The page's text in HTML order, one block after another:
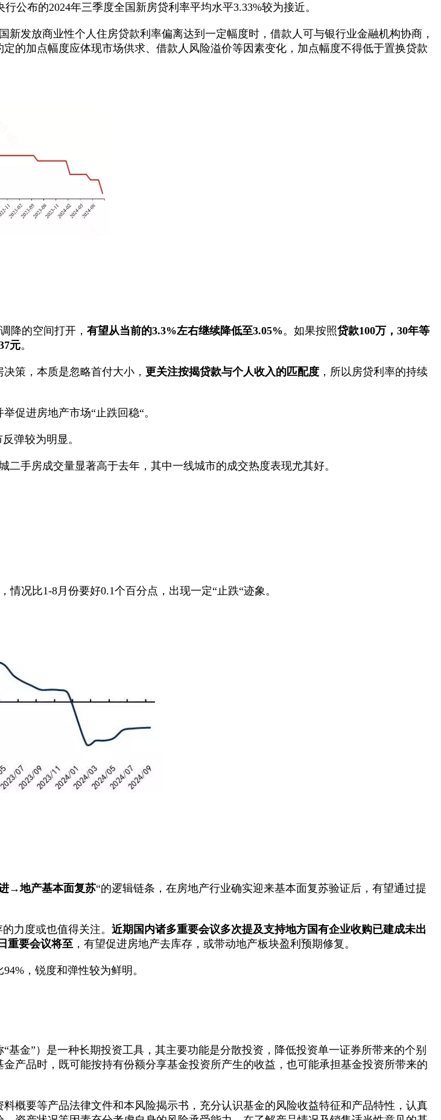
公布的2024年三季度全国新房贷利率平均水平3.33%较为接近。
发放商业性个人住房贷款利率偏离达到一定幅度时，借款人可与银行业金融机构协商，
的加点幅度应体现市场供求、借款人风险溢价等因素变化，加点幅度不得低于置换贷款
降的空间打开， 有望从当前的3.3%左右继续降低至3.05%。如果按照贷款100万， 30年等
元。
策，本质是忽略首付大小， 更关注按揭贷款与个人收入的匹配度 ，所以房贷利率的持续
促进房地产市场“止跌回稳“。
弹较为明显。
手房成交量显著高于去年，其中一线城市的成交热度表现尤其好。
况比1-8月份要好0.1个百分点，出现一定“止跌“迹象。
→地产基本面复苏“的逻辑链条，在房地产行业确实迎来基本面复苏验证后，有望通过提
力度或也值得关注。 近期国内诸多重要会议多次提及支持地方国有企业收购已建成未出
日重要会议将至 ，有望促进房地产去库存，或带动地产板块盈利预期修复。
，锐度和弹性较为鲜明。
金”）是一种长期投资工具，其主要功能是分散投资，降低投资单一证券所带来的个别
产品时，既可能按持有份额分享基金投资所产生的收益，也可能承担基金投资所带来的
概要等产品法律文件和本风险揭示书，充分认识基金的风险收益特征和产品特性，认真